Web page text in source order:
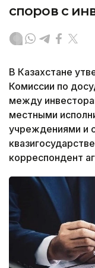
споров с
В Казахстане
Комиссии по
между
местными
учреждениями и
корреспондент